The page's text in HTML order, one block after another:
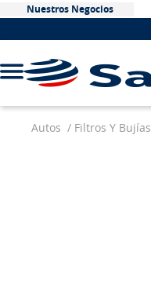
Nuestros Negocios
Autos Filtros Y Bujías